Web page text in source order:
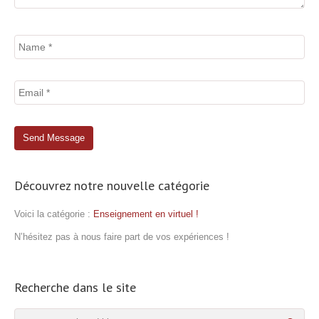
Découvrez notre nouvelle catégorie
Voici la catégorie : Enseignement en virtuel !
N’hésitez pas à nous faire part de vos expériences !
Recherche dans le site